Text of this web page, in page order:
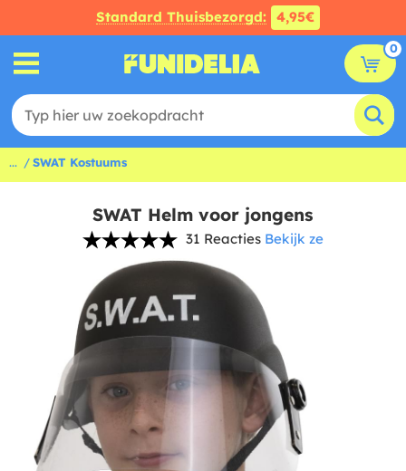
Standard Thuisbezorgd: 4,95€
0
... SWAT Kostuums
SWAT Helm voor jongens
31 Reacties Bekijk ze